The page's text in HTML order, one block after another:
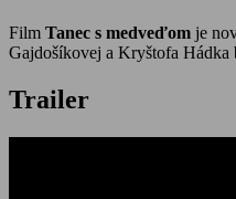
Film Tanec s medveďom je
Gajdošíkovej a Kryštofa
Trailer